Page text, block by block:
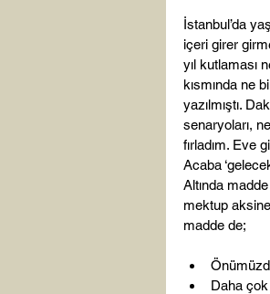
İstanbul’da
içeri girer
yıl kutlaması
kısmında ne
yazılmıştı.
senaryoları,
fırladım. Eve
Acaba
Altında
mektup
Daha